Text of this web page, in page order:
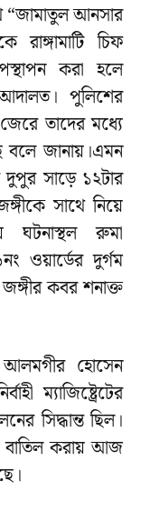
“জামাতুল আনসার
রাঙ্গামাটি চিফ
করা হলে
পুলিশের
তাদের মধ্যে
জানায়।এমন
দুপুর সাড়ে ১২টার
সাথে নিয়ে
ঘটনাস্থল রুমা
ওয়ার্ডের দুর্গম
কবর শনাক্ত
আলমগীর হোসেন
ম্যাজিষ্ট্রেটের
সিদ্ধান্ত ছিল।
বাতিল করায় আজ